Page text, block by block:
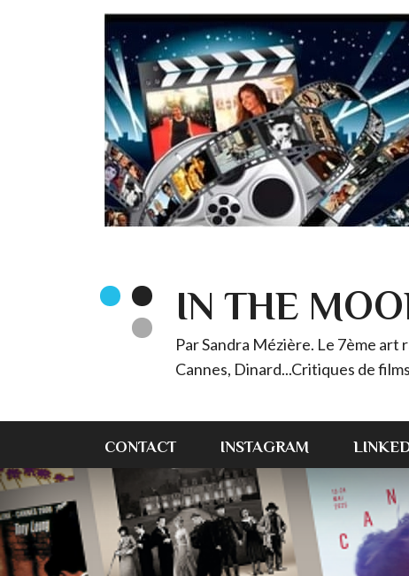
IN THE
Par Sandra Mézière. Le 7ème art
Cannes, Dinard...Critiques de
CONTACT INSTAGRAM